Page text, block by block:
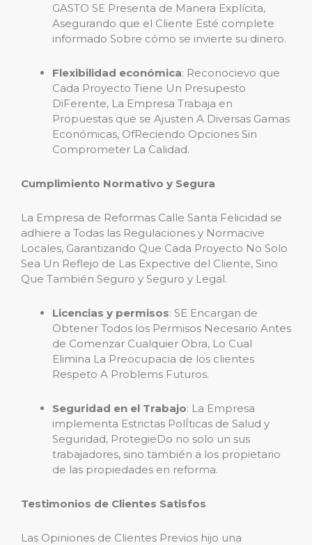
GASTO SE Presenta de Manera Explícita,
Asegurando que el Cliente Esté complete
informado Sobre cómo se invierte su dinero.
Flexibilidad económica: Reconocievo que
Cada Proyecto Tiene Un Presupesto
DiFerente, La Empresa Trabaja en
Propuestas que se Ajusten A Diversas Gamas
Económicas, OfReciendo Opciones Sin
Comprometer La Calidad.
Cumplimiento Normativo y Segura
La Empresa de Reformas Calle Santa Felicidad se
adhiere a Todas las Regulaciones y Normacive
Locales, Garantizando Que Cada Proyecto No Solo
Sea Un Reflejo de Las Expective del Cliente, Sino
Que También Seguro y Seguro y Legal.
Licencias y permisos: SE Encargan de
Obtener Todos los Permisos Necesario Antes
de Comenzar Cualquier Obra, Lo Cual
Elimina La Preocupacia de los clientes
Respeto A Problems Futuros.
Seguridad en el Trabajo: La Empresa
implementa Estrictas PolÍticas de Salud y
Seguridad, ProtegieDo no solo un sus
trabajadores, sino también a los propietario
de las propiedades en reforma.
Testimonios de Clientes Satisfos
Las Opiniones de Clientes Previos hijo una